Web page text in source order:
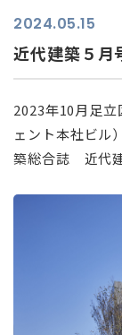
2024.05.15
近代建築５
2023年10月足
ェント本社ビル
築総合誌 近代